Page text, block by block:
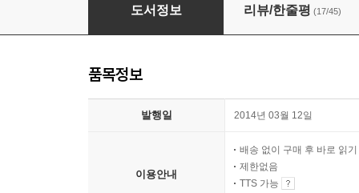
독해 고수를 위한 Paraphrase 사전
도서정보 리뷰/한줄평 (17/45)
품목정보
발행일 2014년 03월 12일
이용안내
배송 없이 구매 후 바로 읽기
제한없음
TTS 가능